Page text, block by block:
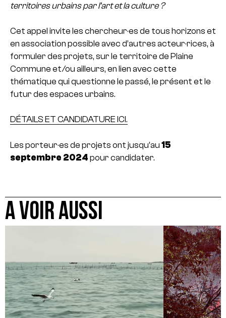
territoires urbains par l’art et la culture ?
Cet appel invite les chercheur·es de tous horizons et
en association possible avec d’autres acteur·rices, à
formuler des projets, sur le territoire de Plaine
Commune et/ou ailleurs, en lien avec cette
thématique qui questionne le passé, le présent et le
futur des espaces urbains.
DÉTAILS ET CANDIDATURE ICI.
Les porteur·es de projets ont jusqu’au 15
septembre 2024 pour candidater.
A VOIR AUSSI